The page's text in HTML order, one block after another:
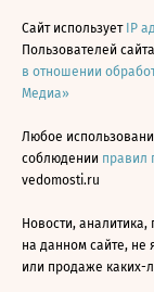
Сайт использует IP
Пользователей
в отношении
Медиа»
Любое
соблюдении правил
vedomosti.ru
Новости,
на данном сайте, не
или продаже каких-